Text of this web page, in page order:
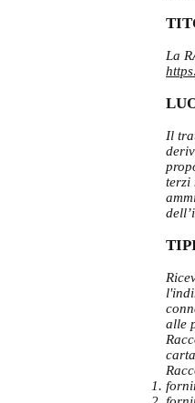
La
Il
terzi
alle